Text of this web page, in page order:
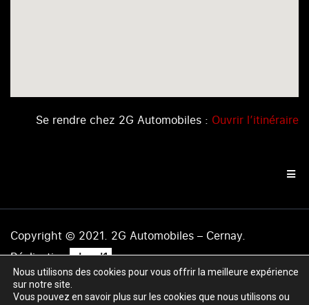
Se rendre chez 2G Automobiles : Ouvrir l’itinéraire
Copyright © 2021. 2G Automobiles – Cernay.
Réalisation .level1
Mentions légales|Politique de confidentialité|Plan du
site
Nous utilisons des cookies pour vous offrir la meilleure expérience
sur notre site.
Vous pouvez en savoir plus sur les cookies que nous utilisons ou